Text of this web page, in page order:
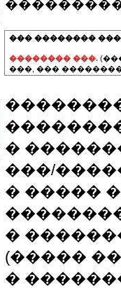
��� ��������
�������� ���.
���, ���
�
���/
� �����
�
(�����
�